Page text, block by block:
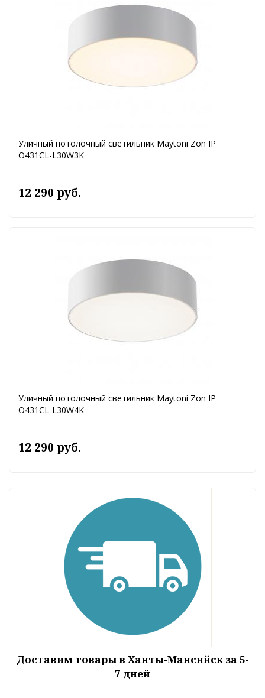
Уличный потолочный светильник Maytoni Zon IP
O431CL-L30W3K
12 290 руб.
Уличный потолочный светильник Maytoni Zon IP
O431CL-L30W4K
12 290 руб.
Доставим товары в Ханты-Мансийск за 5-
7 дней